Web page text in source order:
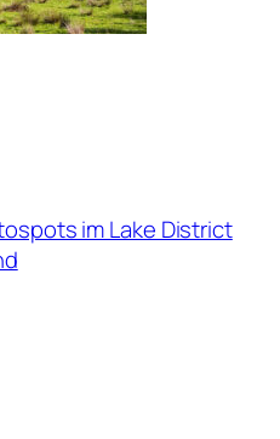
im Lake District